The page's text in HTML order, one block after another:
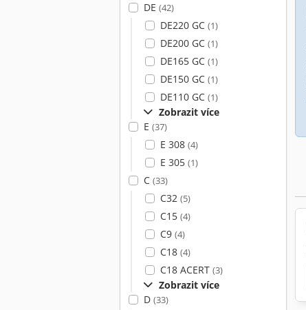
DE (42)
DE220 GC (1)
DE200 GC (1)
DE165 GC (1)
DE150 GC (1)
DE110 GC (1)
Zobrazit více
E (37)
E 308 (4)
E 305 (1)
C (33)
C32 (5)
C15 (4)
C9 (4)
C18 (4)
C18 ACERT (3)
Zobrazit více
D (33)